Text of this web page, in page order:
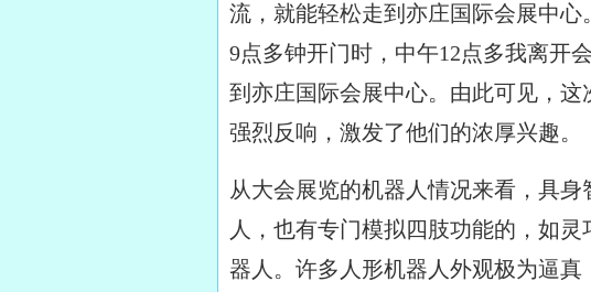
流，就能轻松走到亦庄国际会展中
9点多钟开门时，中午12点多我离开
到亦庄国际会展中心。由此可见，
强烈反响，激发了他们的浓厚兴趣。
从大会展览的机器人情况来看，具
人，也有专门模拟四肢功能的，如
器人。许多人形机器人外观极为逼真